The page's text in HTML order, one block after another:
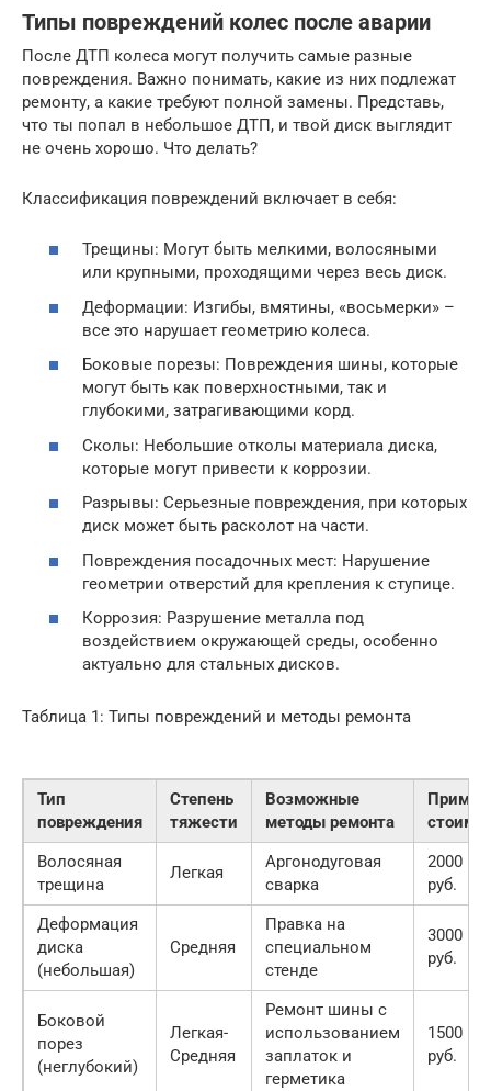
Типы повреждений колес после аварии
После ДТП колеса могут получить самые разные
повреждения. Важно понимать, какие из них подлежат
ремонту, а какие требуют полной замены. Представь,
что ты попал в небольшое ДТП, и твой диск выглядит
не очень хорошо. Что делать?
Классификация повреждений включает в себя:
Трещины: Могут быть мелкими, волосяными
или крупными, проходящими через весь диск.
Деформации: Изгибы, вмятины, «восьмерки» –
все это нарушает геометрию колеса.
Боковые порезы: Повреждения шины, которые
могут быть как поверхностными, так и
глубокими, затрагивающими корд.
Сколы: Небольшие отколы материала диска,
которые могут привести к коррозии.
Разрывы: Серьезные повреждения, при которых
диск может быть расколот на части.
Повреждения посадочных мест: Нарушение
геометрии отверстий для крепления к ступице.
Коррозия: Разрушение металла под
воздействием окружающей среды, особенно
актуально для стальных дисков.
Таблица 1: Типы повреждений и методы ремонта
Тип
повреждения
Степень
тяжести
Возможные
методы ремонта
Волосяная
трещина
Легкая
Аргонодуговая
сварка
2000 —
руб.
Деформация
диска
(небольшая)
Средняя
Правка на
специальном
стенде
3000 —
руб.
Боковой
порез
(неглубокий)
Легкая-
Средняя
Ремонт шины с
использованием
заплаток и
герметика
1500 —
руб.